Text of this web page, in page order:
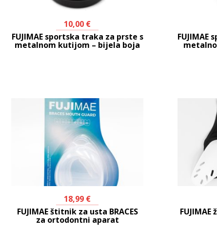
10,00 €
FUJIMAE sportska traka za prste s
metalnom kutijom – bijela boja
FUJIMAE
18,99 €
FUJIMAE štitnik za usta BRACES
za ortodontni aparat